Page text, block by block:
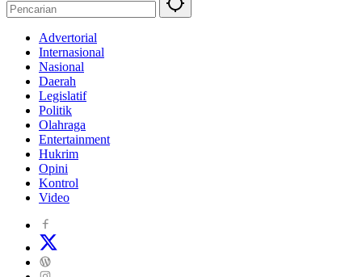
Advertorial
Internasional
Nasional
Daerah
Legislatif
Politik
Olahraga
Entertainment
Hukrim
Opini
Kontrol
Video